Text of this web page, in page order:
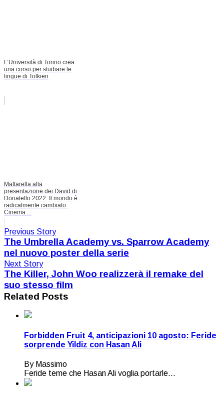
L’Università di Torino crea
una corso per studiare le
lingue di Tolkien
Mattarella alla
presentazione dei David di
Donatello 2022: Il mondo è
radicalmente cambiato.
Cinema ...
Previous Story
The Umbrella Academy vs. Sparrow Academy
nel nuovo poster della serie
Next Story
The Killer, John Woo realizzerà il remake del
suo stesso film
Related Posts
Forbidden Fruit 4, anticipazioni 10 agosto: Feride
sorprende Yildiz con Hasan Ali
By Massimo
Feride teme che Hasan Ali voglia portarle...